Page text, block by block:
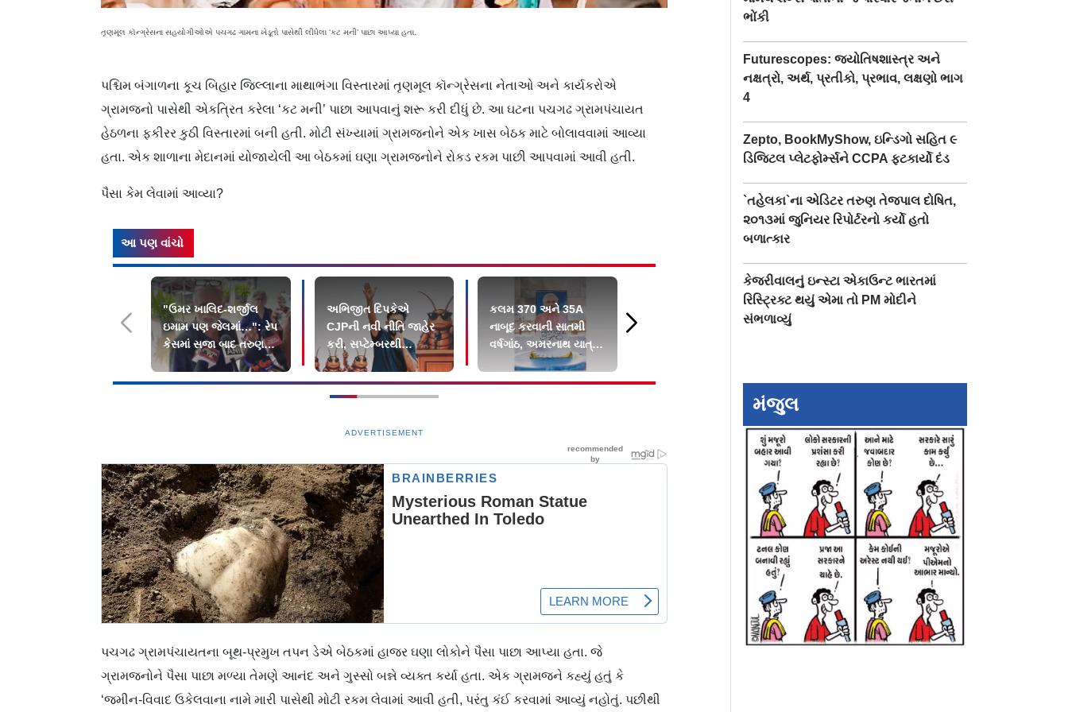
તૃણમૂલ કૉન્ગ્રેસના સહયોગીઓએ પચગઢ ગામના ખેડૂતો પાસેથી લીધેલા ‘કટ મની’ પાછા આપ્યા હતા.
પશ્ચિમ બંગાળના કૂચ બિહાર જિલ્લાના માથાભંગા વિસ્તારમાં તૃણમૂલ કૉન્ગ્રેસના નેતાઓ અને કાર્યકરોએ
ગ્રામજનો પાસેથી એકત્રિત કરેલા ‘કટ મની’ પાછા આપવાનું શરૂ કરી દીધું છે. આ ઘટના પચગઢ ગ્રામપંચાયત
હેઠળના ફકીરર કુઠી વિસ્તારમાં બની હતી. મોટી સંખ્યામાં ગ્રામજનોને એક ખાસ બેઠક માટે બોલાવવામાં આવ્યા
હતા. એક શાળાના મેદાનમાં યોજાયેલી આ બેઠકમાં ઘણા ગ્રામજનોને રોકડ રકમ પાછી આપવામાં આવી હતી.
પૈસા કેમ લેવામાં આવ્યા?
આ પણ વાંચો
"ઉમર ખાલિદ-શર્જીલ
ઇમામ પણ જેલમાં…": રેપ
કેસમાં સજા બાદ તરુણ
તેજપાલે શું કહ્યું?
અભિજીત દિપકેએ
CJPની નવી નીતિ જાહેર
કરી, સપ્ટેમ્બરથી
દેશભારમાં થશે શરૂ
કલમ 370 અને 35A
નાબૂદ કરવાની સાતમી
વર્ષગાંઠ, અમરનાથ યાત્રા
પર એક દિવસ માટે રોક
દેવેન્દ્ર નાથ મહતોએ
સોનમ વાંગચુકના આગ્રહ
પ.બંગાળમાં નિવૃત્ત બસ-
ADVERTISEMENT
પચગઢ ગ્રામપંચાયતના બૂથ-પ્રમુખ તપન ડેએ બેઠકમાં હાજર ઘણા લોકોને પૈસા પાછા આપ્યા હતા. જે
ગ્રામજનોને પૈસા પાછા મળ્યા તેમણે આનંદ અને ગુસ્સો બન્ને વ્યક્ત કર્યા હતા. એક ગ્રામજને કહ્યું હતું કે
‘જમીન-વિવાદ ઉકેલવાના નામે મારી પાસેથી મોટી રકમ લેવામાં આવી હતી, પરંતુ કંઈ કરવામાં આવ્યું નહોતું. પછીથી
ભોંકી
Futurescopes: જ્યોતિષશાસ્ત્ર અને
નક્ષત્રો, અર્થ, પ્રતીકો, પ્રભાવ, લક્ષણો ભાગ
4
Zepto, BookMyShow, ઇન્ડિગો સહિત ૯
ડિજિટલ પ્લેટફોર્મ્સને CCPA ફટકાર્યો દંડ
`તહેલકા`ના એડિટર તરુણ તેજપાલ દોષિત,
૨૦૧૩માં જુનિયર રિપોર્ટરનો કર્યો હતો
બળાત્કાર
કેજરીવાલનું ઇન્સ્ટા એકાઉન્ટ ભારતમાં
રિસ્ટ્રિક્ટ થયું એમા તો PM મોદીને
સંભળાવ્યું
મંજુલ